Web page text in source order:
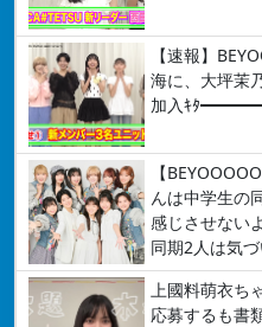
【速報】
海に、大坪茉
加入ｷﾀ
【
んは中学生の
感じさせない
同期2人は気づ
上國料萌衣ち
応募するも書